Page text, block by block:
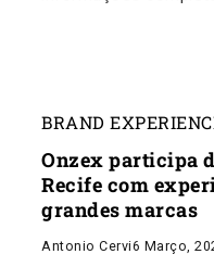
BRAND
Onzex participa
Recife com
grandes marcas
Antonio Cervi6 Março,